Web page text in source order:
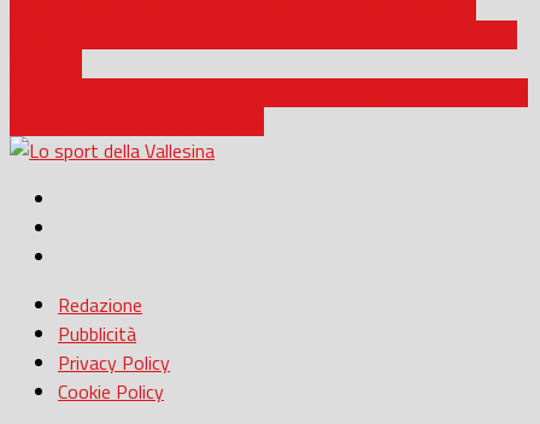
Redazione
Pubblicità
Privacy Policy
Cookie Policy